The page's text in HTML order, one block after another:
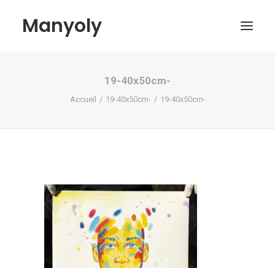
Manyoly
Contact
Mon compte
19-40x50cm-
Accueil 19-40x50cm- 19-40x50cm-